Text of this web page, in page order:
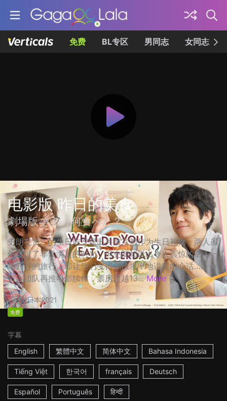
免费 BL专区 男同志 女同志
电影版 昨日的美食
劇場版 きのう何食べた？
史朗在贤二的生日前夕提出共游京都作为生日礼物，两人虽
然度过了非常满足的时光，但史朗却说出令人震惊的话！一
场开心的旅行，却让他们变得无法坦率地说出内心话…… ☆
日剧团队再推电影续作，票房超越13... More
2h日本2021
免费
字幕
English
繁體中文 简体中文 Bahasa Indonesia
Tiếng Việt 한국어 français Deutsch
Español Português हिन्दी